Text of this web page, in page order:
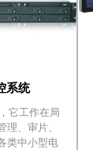
系统
它工作在局
、审片、
类中小型电